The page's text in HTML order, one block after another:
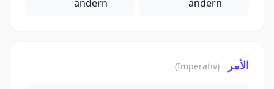
ändern ändern
الأمر (Imperativ)